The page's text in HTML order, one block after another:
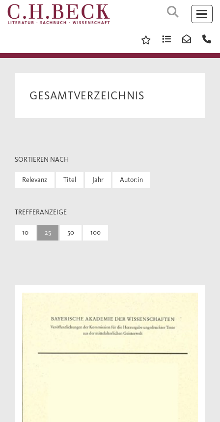
GESAMTVERZEICHNIS
SORTIEREN NACH
Relevanz Titel Jahr Autor:in
TREFFERANZEIGE
10 25 50 100